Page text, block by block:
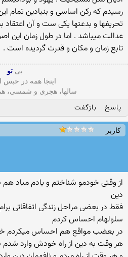
رسیدم که رکن اساسی و بنیادین تمام
تحریفها و بدعتها یکی ست و آن
عدالت میباشد . اما در طول زمان این
تابع زمان و مکان و قدرت گردیده است .
بی تو
اینجا همه در حبس
سالها، هجری و شمسی،
پاسخ بازگفت
کاربر
از وقتی خودمو شناختم و یادم میاد
دین
فقط در بعضی مراحل زندگی اتفاقاتی
سلولهام احساس کردم
در بعضب مواقع هم احساس میکردم
هر وقت به دین از راه خودش وارد شدم